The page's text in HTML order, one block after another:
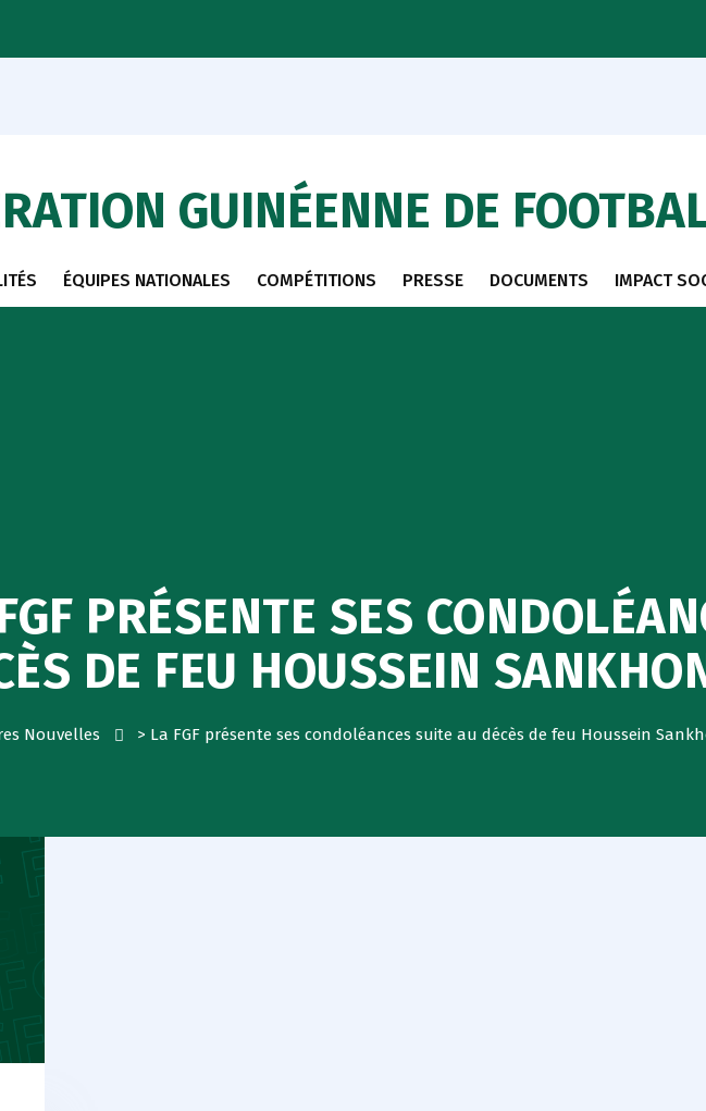
GUINÉENNE DE
ÉQUIPES NATIONALES COMPÉTITIONS PRESSE DOCUMENTS IMPACT
PRÉSENTE SES
DE FEU HOUSSEIN
Nouvelles > La FGF présente ses condoléances suite au décès de feu Houssein